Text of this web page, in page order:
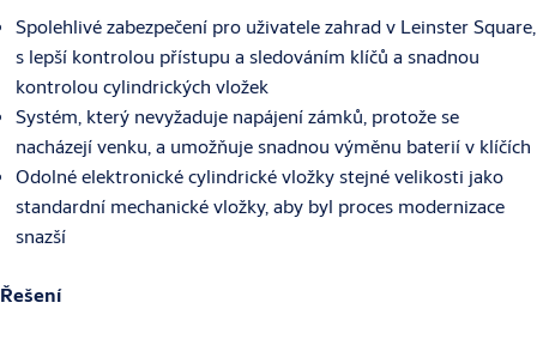
Spolehlivé zabezpečení pro uživatele zahrad v Leinster Square,
s lepší kontrolou přístupu a sledováním klíčů a snadnou
kontrolou cylindrických vložek
Systém, který nevyžaduje napájení zámků, protože se
nacházejí venku, a umožňuje snadnou výměnu baterií v klíčích
Odolné elektronické cylindrické vložky stejné velikosti jako
standardní mechanické vložky, aby byl proces modernizace
snazší
Řešení